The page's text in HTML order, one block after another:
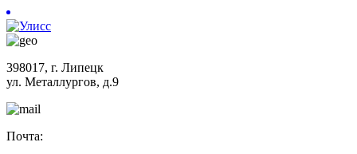
398017, г. Липецк
ул. Металлургов, д.9
Почта: